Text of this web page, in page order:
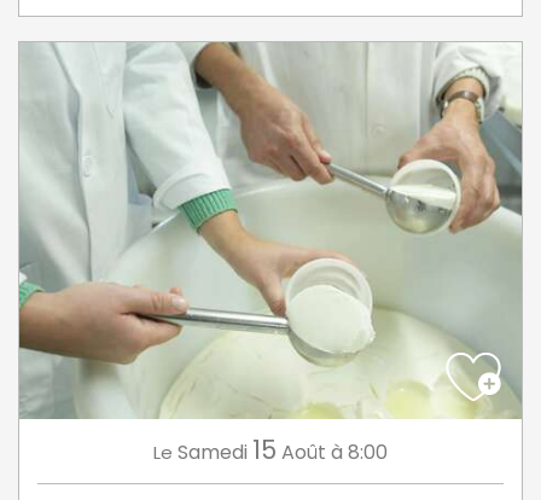
Le Samedi 15 Août à 8:00